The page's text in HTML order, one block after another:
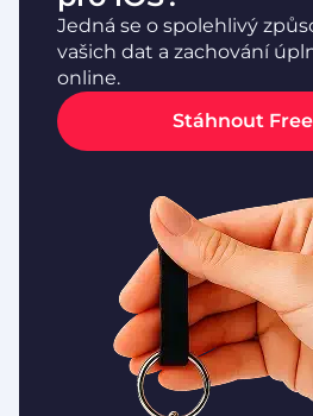
Jedná se o spolehlivý
vašich dat a zachování
online.
Stáhnout